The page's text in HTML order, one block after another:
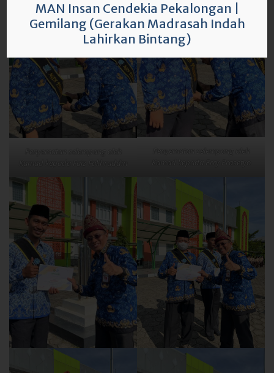
Penyematan selempang oleh
Kamad kepada Faiz Fakhruddin
Penyematan selempang oleh
Kamad kepada Erry Prasetyo
MAN Insan Cendekia Pekalongan
Gemilang (Gerakan Madrasah Indah
Lahirkan Bintang)